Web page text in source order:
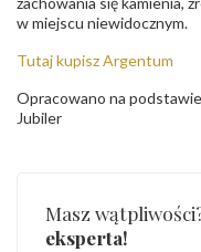
w miejscu niewidocznym.
Tutaj kupisz Argentum
Opracowano na
Jubiler
Masz
eksperta!